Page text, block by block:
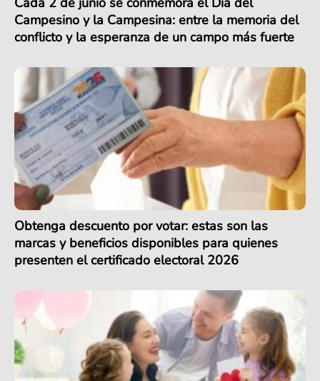
Campesino y la Campesina: entre la memoria del
conflicto y la esperanza de un campo más fuerte
Obtenga descuento por votar: estas son las
marcas y beneficios disponibles para quienes
presenten el certificado electoral 2026